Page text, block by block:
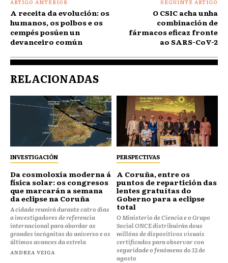
ARTIGO ANTERIOR
A receita da evolución: os
humanos, os polbos e os
cempés posúen un
devanceiro común
SEGUINTE ARTIGO
O CSIC acha unha
combinación de
fármacos eficaz fronte
ao SARS-CoV-2
RELACIONADAS
INVESTIGACIÓN
Da cosmoloxía moderna á
física solar: os congresos
que marcarán a semana
da eclipse na Coruña
A cidade reunirá durante catro días
a investigadores de referencia
internacional para abordar as
grandes incógnitas do universo e os
últimos avances da estrela
ANDREA VEIGA
PERSPECTIVAS
⁠⁠A Coruña, entre os
puntos de repartición das
lentes gratuítas do
Goberno para a eclipse
total
O Ministerio de Ciencia e o Grupo
Social ONCE distribuirán dous
millóns de dispositivos visuais
certificados para observar con
seguridade o fenómeno do 12 de
agosto